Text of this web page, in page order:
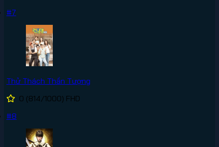
#7
Thử Thách Thần Tượng
0 (814/1000) FHD
#8